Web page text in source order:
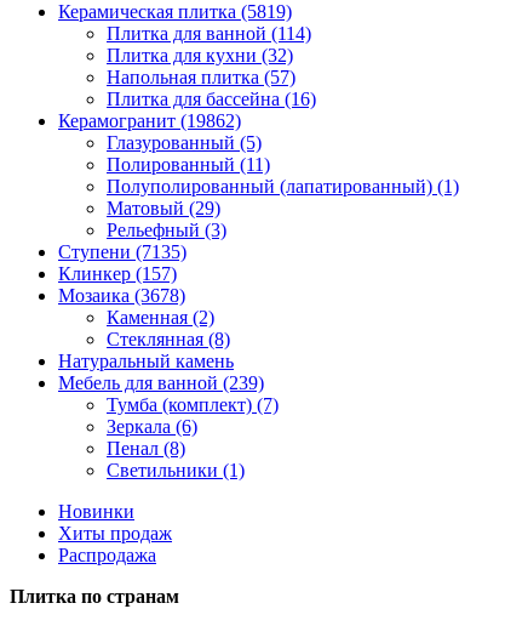
Керамическая плитка (5819)
Плитка для ванной (114)
Плитка для кухни (32)
Напольная плитка (57)
Плитка для бассейна (16)
Керамогранит (19862)
Глазурованный (5)
Полированный (11)
Полуполированный (лапатированный) (1)
Матовый (29)
Рельефный (3)
Ступени (7135)
Клинкер (157)
Мозаика (3678)
Каменная (2)
Стеклянная (8)
Натуральный камень
Мебель для ванной (239)
Тумба (комплект) (7)
Зеркала (6)
Пенал (8)
Светильники (1)
Новинки
Хиты продаж
Распродажа
Плитка по странам